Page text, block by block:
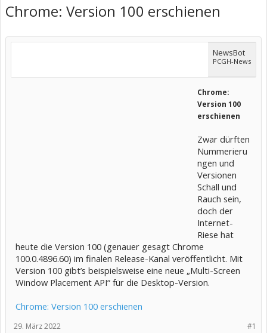
Chrome: Version 100 erschienen
NewsBot
PCGH-News
Chrome:
Version 100
erschienen
Zwar dürften
Nummerieru
ngen und
Versionen
Schall und
Rauch sein,
doch der
Internet-
Riese hat
heute die Version 100 (genauer gesagt Chrome
100.0.4896.60) im finalen Release-Kanal veröffentlicht. Mit
Version 100 gibt’s beispielsweise eine neue „Multi-Screen
Window Placement API“ für die Desktop-Version.
Chrome: Version 100 erschienen
#1
29. März 2022